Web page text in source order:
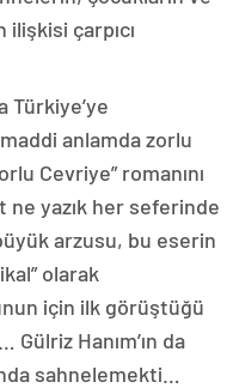
çarpıcı
Türkiye’ye
anlamda zorlu
Cevriye” romanını
yazık her seferinde
arzusu, bu eserin
olarak
için ilk görüştüğü
Hanım’ın da
sahnelemekti…